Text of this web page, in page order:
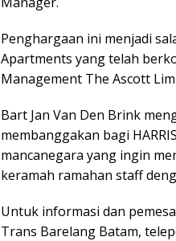
Penghargaan ini menjadi
Apartments yang telah
Management The Ascott
Bart Jan Van Den Brink
membanggakan bagi
mancanegara yang ingin
keramah ramahan staff
Untuk informasi dan
Trans Barelang Batam,